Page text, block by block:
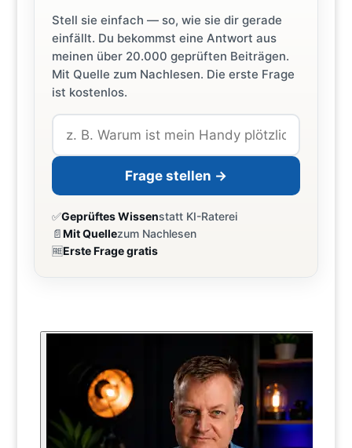
Stell sie einfach — so, wie sie dir gerade
einfällt. Du bekommst eine Antwort aus
meinen über 20.000 geprüften Beiträgen.
Mit Quelle zum Nachlesen. Die erste Frage
ist kostenlos.
Frage stellen →
✅Geprüftes Wissenstatt KI-Raterei
📄Mit Quellezum Nachlesen
🆓Erste Frage gratis